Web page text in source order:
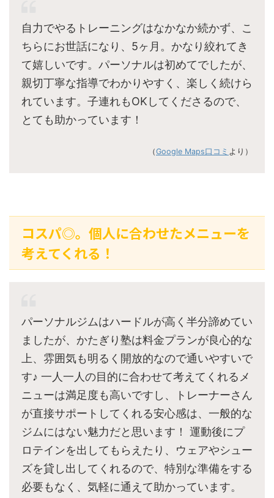
自力でやるトレーニングはなかなか続かず、こ
ちらにお世話になり、5ヶ月。かなり絞れてき
て嬉しいです。パーソナルは初めてでしたが、
親切丁寧な指導でわかりやすく、楽しく続けら
れています。子連れもOKしてくださるので、
とても助かっています！
（Google Maps口コミ より）
コスパ◎。個人に合わせたメニューを
考えてくれる！
パーソナルジムはハードルが高く半分諦めてい
ましたが、かたぎり塾は料金プランが良心的な
上、雰囲気も明るく開放的なので通いやすいで
す♪ 一人一人の目的に合わせて考えてくれるメ
ニューは満足度も高いですし、トレーナーさん
が直接サポートしてくれる安心感は、一般的な
ジムにはない魅力だと思います！ 運動後にプ
ロテインを出してもらえたり、ウェアやシュー
ズを貸し出してくれるので、特別な準備をする
必要もなく、気軽に通えて助かっています。